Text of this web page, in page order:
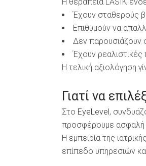
Έχουν σταθερούς
Επιθυμούν να
Δεν παρουσιάζουν
Έχουν
Η τελική αξιολόγηση
Γιατί να
Στο EyeLevel,
προσφέρουμε ασφαλή
Η εμπειρία της
επίπεδο υπηρεσιών